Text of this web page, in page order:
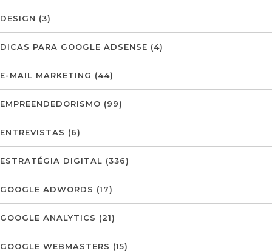
DESIGN (3)
DICAS PARA GOOGLE ADSENSE (4)
E-MAIL MARKETING (44)
EMPREENDEDORISMO (99)
ENTREVISTAS (6)
ESTRATÉGIA DIGITAL (336)
GOOGLE ADWORDS (17)
GOOGLE ANALYTICS (21)
GOOGLE WEBMASTERS (15)